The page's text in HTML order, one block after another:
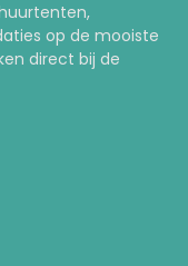
op de mooiste
direct bij de